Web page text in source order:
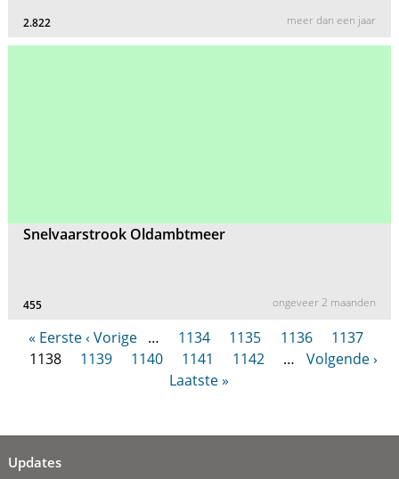
2.822 meer dan een jaar
Snelvaarstrook Oldambtmeer
455 ongeveer 2 maanden
« Eerste ‹ Vorige … 1134 1135 1136
1137
1138
1139 1140 1141 1142 …
Volgende ›
Laatste »
Updates